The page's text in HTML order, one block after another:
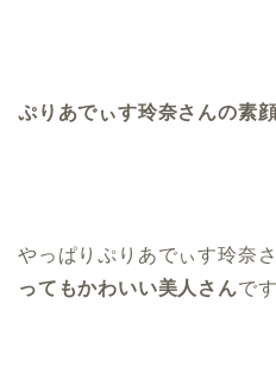
ぷりあでぃす玲奈さんの素
やっぱりぷりあでぃす玲奈
ってもかわいい美人さんで